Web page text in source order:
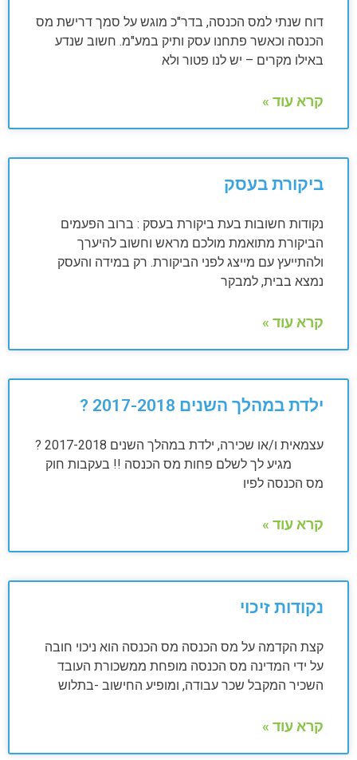
דוח שנתי למס הכנסה, בדר"כ מוגש על סמך דרישת מס
הכנסה וכאשר פתחנו עסק ותיק במע"מ. חשוב שנדע
באילו מקרים – יש לנו פטור ולא
קרא עוד »
ביקורת בעסק
נקודות חשובות בעת ביקורת בעסק : ברוב הפעמים
הביקורת מתואמת מולכם מראש וחשוב להיערך
ולהתייעץ עם מייצג לפני הביקורת. רק במידה והעסק
נמצא בבית, למבקר
קרא עוד »
ילדת במהלך השנים 2017-2018 ?
עצמאית ו/או שכירה, ילדת במהלך השנים 2017-2018 ?
מגיע לך לשלם פחות מס הכנסה !! בעקבות חוק
מס הכנסה לפיו
קרא עוד »
נקודות זיכוי
קצת הקדמה על מס הכנסה מס הכנסה הוא ניכוי חובה
על ידי המדינה מס הכנסה מופחת ממשכורת העובד
השכיר המקבל שכר עבודה, ומופיע החישוב -בתלוש
קרא עוד »